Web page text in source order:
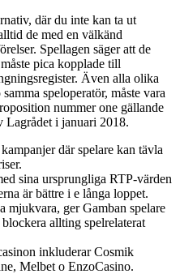
där du inte kan ta ut
de med en välkänd
Spellagen säger att de
pica kopplade till
Även alla olika
speloperatör, måste vara
nummer one gällande
Lagrådet i januari 2018.
där spelare kan tävla
sina ursprungliga RTP-värden
är bättre i e långa loppet.
mjukvara, ger Gamban spelare
allting spelrelaterat
inkluderar Cosmik
Melbet o EnzoCasino.